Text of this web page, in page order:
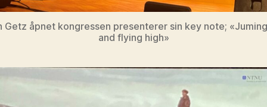
Getz åpnet kongressen presenterer sin key note;
and flying high»